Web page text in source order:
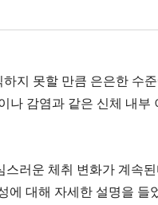
지 못할 만큼 은은한 수
감염과 같은 신체 내부
러운 체취 변화가 계속
에 대해 자세한 설명을 들